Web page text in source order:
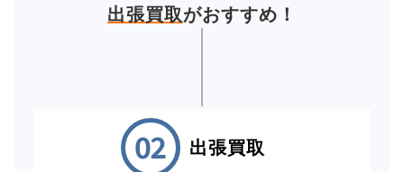
出張買取がおすすめ！
出張買取